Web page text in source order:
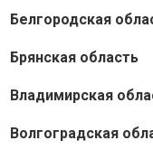
Белгородская
Брянская область
Владимирская
Волгоградская